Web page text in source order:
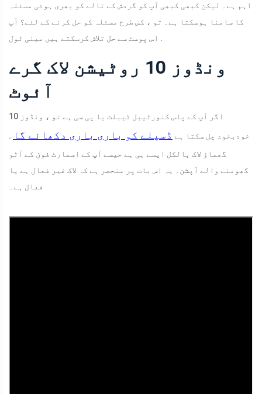
اہم ہے۔ لیکن کبھی کبھی آپ کو گردش کے تالے کو بھری ہوئی مسئلہ
کا سامنا ہوسکتا ہے۔ تو ، کس طرح مسئلہ کو حل کرنے کے لئے؟ آپ
اس پوسٹ سے حل تلاش کرسکتے ہیں مینی ٹول .
ونڈوز 10 روٹیشن لاک گرے
آئوٹ
اگر آپ کے پاس کنورٹیبل ٹیبلٹ یا پی سی ہے تو ، ونڈوز 10
خودبخود چل سکتا ہے ڈسپلے کو باری باری دکھائے گا .
گھماؤ لاک بالکل ایسے ہی ہے جیسے آپ کے اسمارٹ فون کے آٹو
گھومنے والے آپشن۔ یہ اس بات پر منحصر ہے کہ لاک غیر فعال ہے یا
فعال ہے۔